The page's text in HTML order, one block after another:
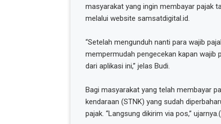
masyarakat yang ingin membayar pajak
melalui website samsatdigital.id.
“Setelah mengunduh nanti para wajib
mempermudah pengecekan kapan wajib
dari aplikasi ini,” jelas Budi.
Bagi masyarakat yang telah membayar
kendaraan (STNK) yang sudah
pajak. “Langsung dikirim via pos,”